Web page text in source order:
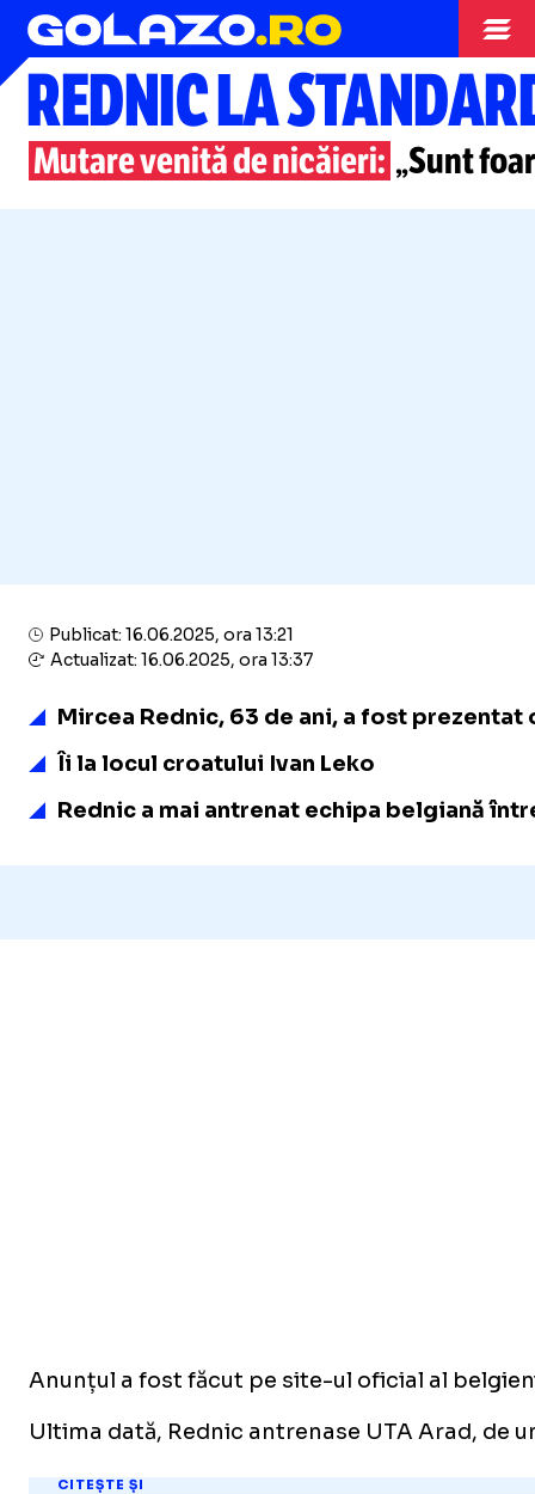
Stranieri
REDNIC LA
Mutare venită de nicăieri: „Sunt
Publicat: 16.06.2025, ora 13:21
Actualizat: 16.06.2025, ora 13:37
Mircea Rednic, 63 de ani, a fost
Îi la locul croatului Ivan Leko
Rednic a mai antrenat echipa belgiană
Anunțul a fost făcut pe site-ul oficial al
Ultima dată, Rednic antrenase UTA Arad, de
CITEȘTE ȘI